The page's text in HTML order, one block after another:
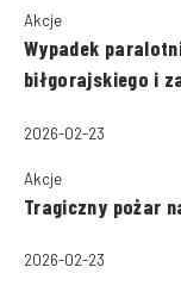
Akcje
Wypadek
biłgorajskiego i
2026-02-23
Akcje
Tragiczny pożar
2026-02-23